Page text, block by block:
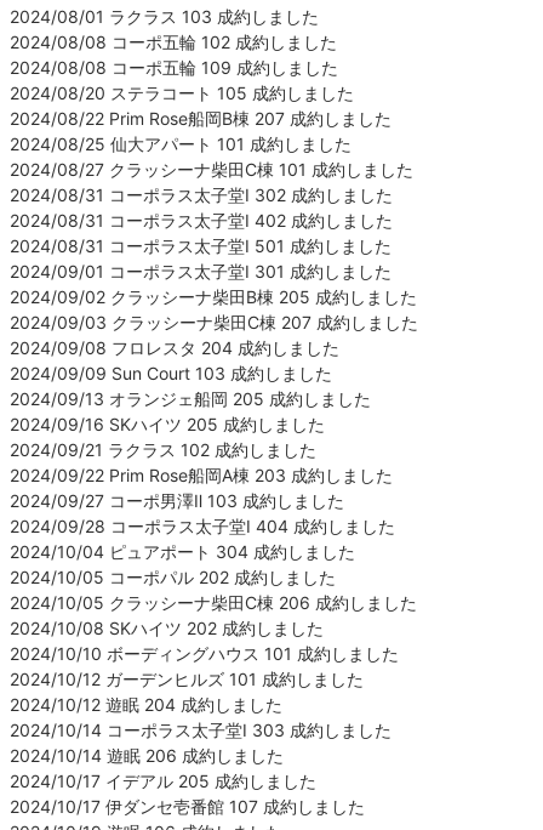
2024/08/01 ラクラス 103 成約しました
2024/08/08 コーポ五輪 102 成約しました
2024/08/08 コーポ五輪 109 成約しました
2024/08/20 ステラコート 105 成約しました
2024/08/22 Prim Rose船岡B棟 207 成約しました
2024/08/25 仙大アパート 101 成約しました
2024/08/27 クラッシーナ柴田C棟 101 成約しました
2024/08/31 コーポラス太子堂Ⅰ 302 成約しました
2024/08/31 コーポラス太子堂Ⅰ 402 成約しました
2024/08/31 コーポラス太子堂Ⅰ 501 成約しました
2024/09/01 コーポラス太子堂Ⅰ 301 成約しました
2024/09/02 クラッシーナ柴田B棟 205 成約しました
2024/09/03 クラッシーナ柴田C棟 207 成約しました
2024/09/08 フロレスタ 204 成約しました
2024/09/09 Sun Court 103 成約しました
2024/09/13 オランジェ船岡 205 成約しました
2024/09/16 SKハイツ 205 成約しました
2024/09/21 ラクラス 102 成約しました
2024/09/22 Prim Rose船岡A棟 203 成約しました
2024/09/27 コーポ男澤Ⅱ 103 成約しました
2024/09/28 コーポラス太子堂Ⅰ 404 成約しました
2024/10/04 ピュアポート 304 成約しました
2024/10/05 コーポパル 202 成約しました
2024/10/05 クラッシーナ柴田C棟 206 成約しました
2024/10/08 SKハイツ 202 成約しました
2024/10/10 ボーディングハウス 101 成約しました
2024/10/12 ガーデンヒルズ 101 成約しました
2024/10/12 遊眠 204 成約しました
2024/10/14 コーポラス太子堂Ⅰ 303 成約しました
2024/10/14 遊眠 206 成約しました
2024/10/17 イデアル 205 成約しました
2024/10/17 伊ダンセ壱番館 107 成約しました